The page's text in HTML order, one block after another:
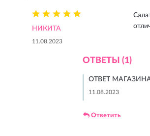
НИКИТА
11.08.2023
ОТВЕТЫ (1)
ОТВЕТ
11.08.2023
Ответить